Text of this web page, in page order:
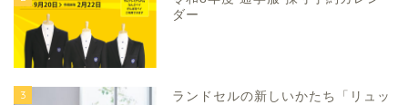
ダー
3
ランドセルの新しいかたち「リュッ